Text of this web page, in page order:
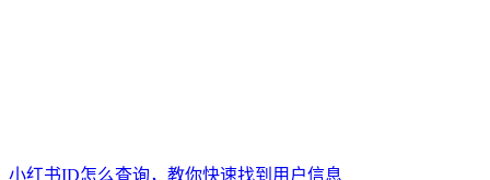
小红书ID怎么查询，教你快速找到用户信息